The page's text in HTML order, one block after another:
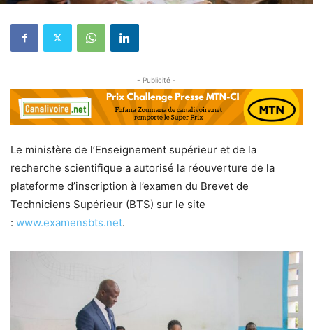
- Publicité -
Le ministère de l’Enseignement supérieur et de la
recherche scientifique a autorisé la réouverture de la
plateforme d’inscription à l’examen du Brevet de
Techniciens Supérieur (BTS) sur le site
: www.examensbts.net.